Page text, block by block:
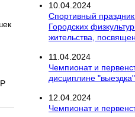
10.04.2024
Спортивный
Городских
жительства,
11.04.2024
Чемпионат и
дисциплине "выездка"
12.04.2024
Чемпионат и